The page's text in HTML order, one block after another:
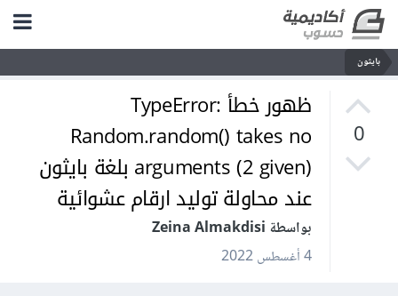
بايثون
0
ظهور خطأ TypeError:
Random.random() takes no
arguments (2 given) بلغة بايثون
عند محاولة توليد ارقام عشوائية
بواسطة Zeina Almakdisi
4 أغسطس 2022